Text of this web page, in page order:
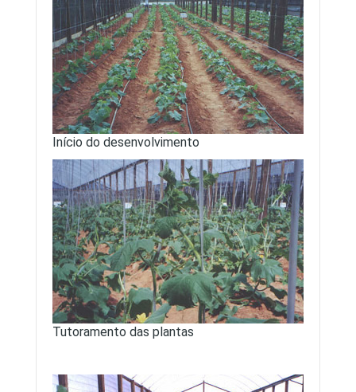
Início do desenvolvimento
Tutoramento das plantas